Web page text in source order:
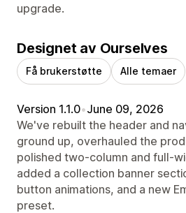
upgrade.
Designet av Ourselves
Få brukerstøtte Alle temaer
Version 1.1.0•June 09, 2026
We've rebuilt the header and
ground up, overhauled the
polished two-column and full-
added a collection banner
button animations, and a new
preset.